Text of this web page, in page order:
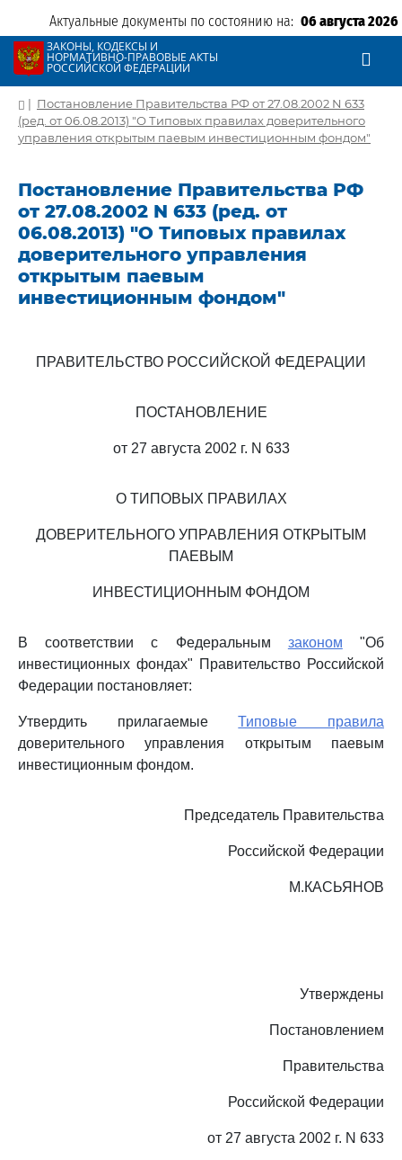
Актуальные документы по состоянию на: 06 августа 2026
ЗАКОНЫ, КОДЕКСЫ И
НОРМАТИВНО-ПРАВОВЫЕ АКТЫ
РОССИЙСКОЙ ФЕДЕРАЦИИ
| Постановление Правительства РФ от 27.08.2002 N 633
(ред. от 06.08.2013) "О Типовых правилах доверительного
управления открытым паевым инвестиционным фондом"
Постановление Правительства РФ
от 27.08.2002 N 633 (ред. от
06.08.2013) "О Типовых правилах
доверительного управления
открытым паевым
инвестиционным фондом"
ПРАВИТЕЛЬСТВО РОССИЙСКОЙ ФЕДЕРАЦИИ
ПОСТАНОВЛЕНИЕ
от 27 августа 2002 г. N 633
О ТИПОВЫХ ПРАВИЛАХ
ДОВЕРИТЕЛЬНОГО УПРАВЛЕНИЯ ОТКРЫТЫМ
ПАЕВЫМ
ИНВЕСТИЦИОННЫМ ФОНДОМ
В соответствии с Федеральным законом "Об
инвестиционных фондах" Правительство Российской
Федерации постановляет:
Утвердить прилагаемыеТиповые правила
доверительного управления открытым паевым
инвестиционным фондом.
Председатель Правительства
Российской Федерации
М.КАСЬЯНОВ
Утверждены
Постановлением
Правительства
Российской Федерации
от 27 августа 2002 г. N 633